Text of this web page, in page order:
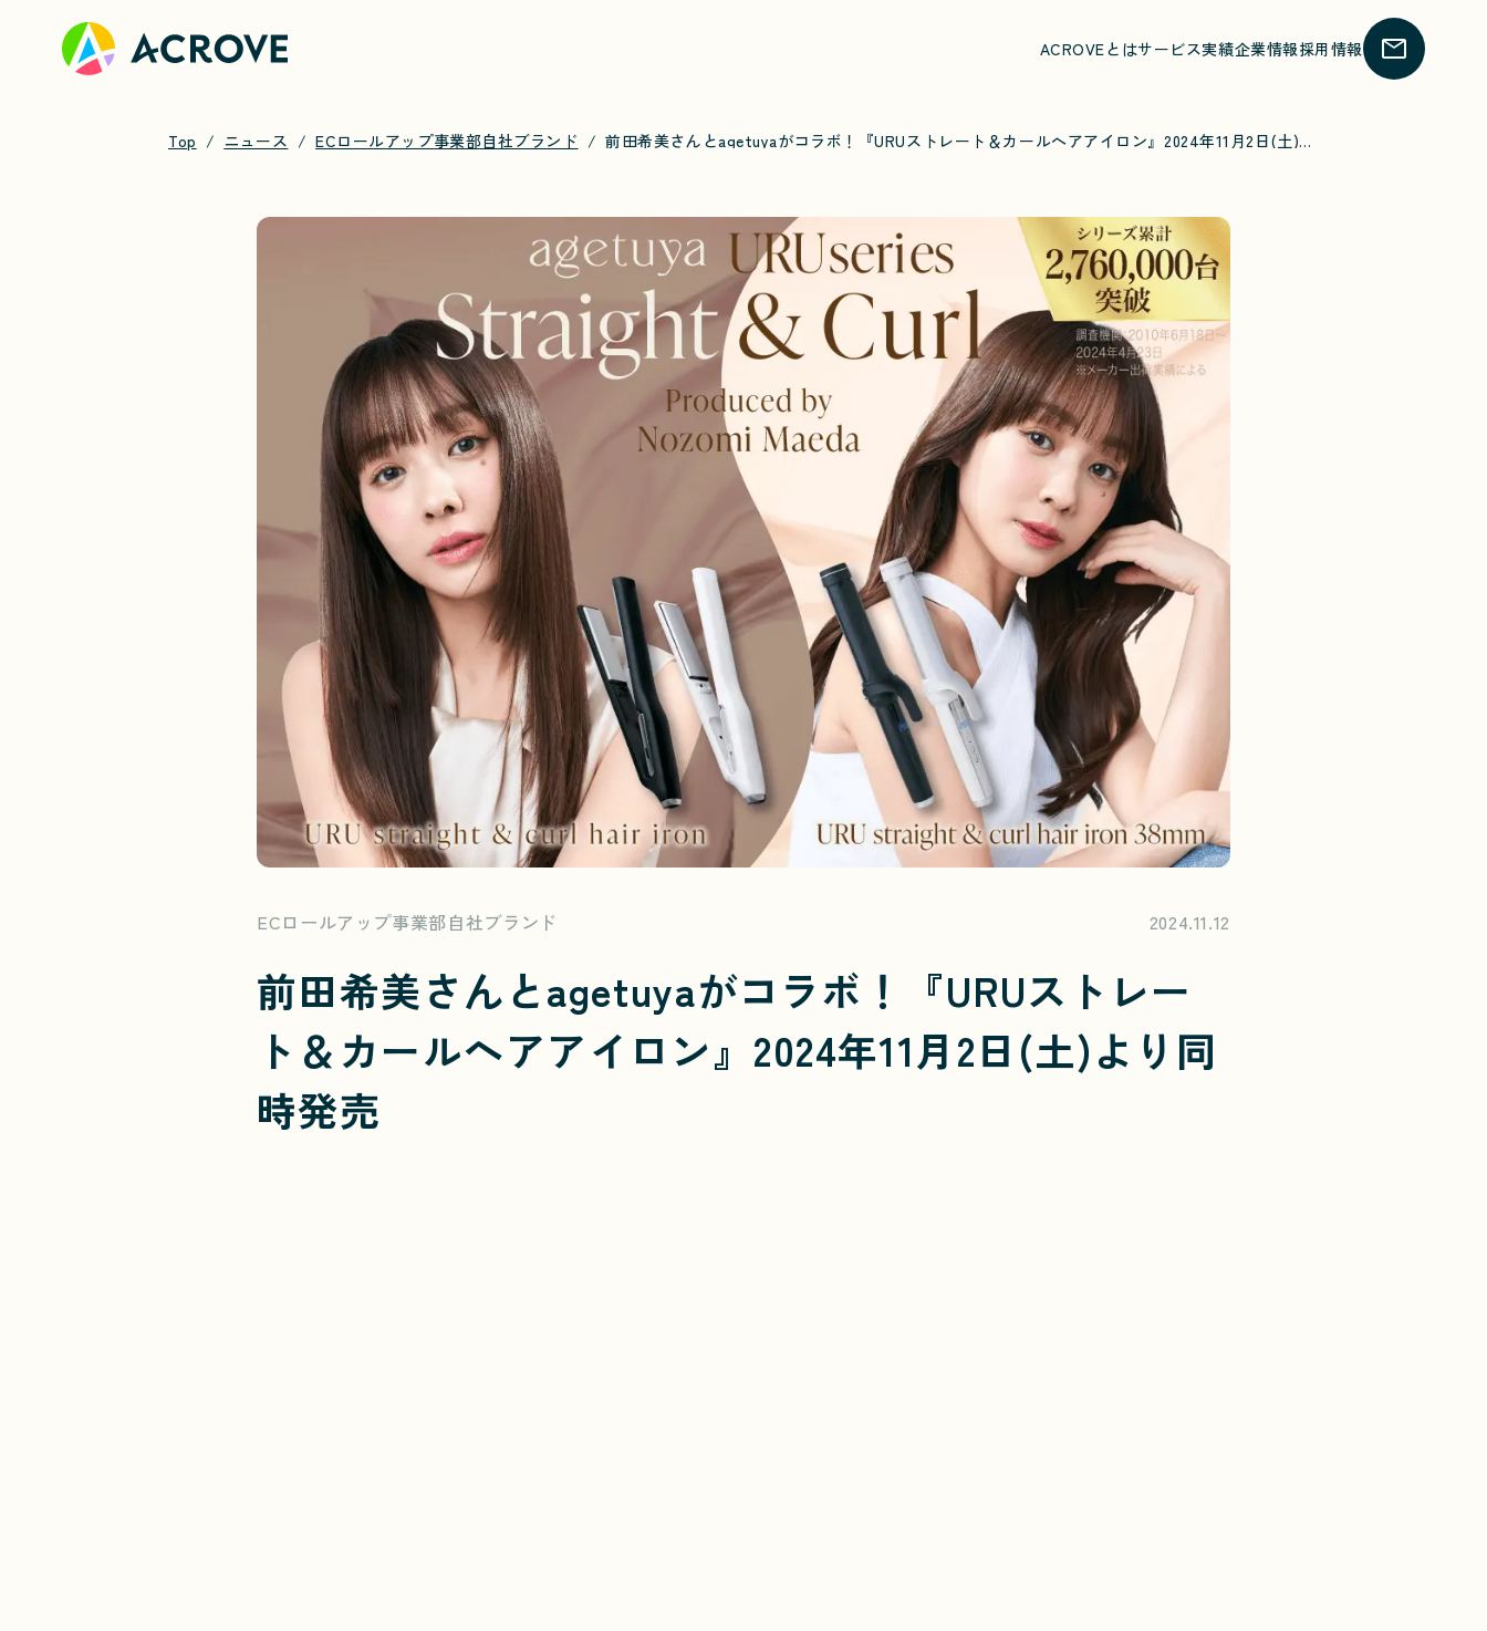
ACROVEとはサービス実績企業情報採用情報
Top ニュース ECロールアップ事業部自社ブランド 前田希美さんとagetuyaがコラボ！『URUストレート＆カールヘアアイロン』2024年11月2日(土)より同時発売
ECロールアップ事業部自社ブランド 2024.11.12
前田希美さんとagetuyaがコラボ！『URUストレー
ト＆カールヘアアイロン』2024年11月2日(土)より同
時発売